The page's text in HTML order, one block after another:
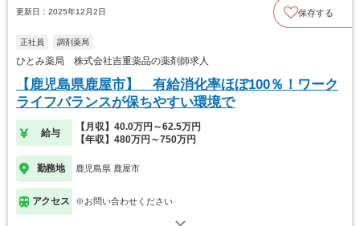
更新日：2025年12月2日 保存する
正社員 調剤薬局
ひとみ薬局 株式会社吉重薬品の薬剤師求人
【鹿児島県鹿屋市】 有給消化率ほぼ100％！ワーク
ライフバランスが保ちやすい環境で
給与
【月収】40.0万円～62.5万円
【年収】480万円～750万円
勤務地 鹿児島県 鹿屋市
アクセス ※お問い合わせください